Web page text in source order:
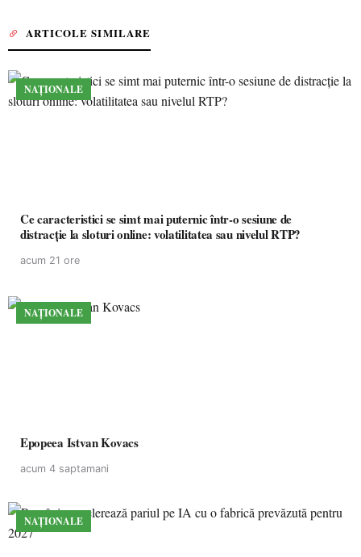
ARTICOLE SIMILARE
NAȚIONALE
Ce caracteristici se simt mai puternic într-o sesiune de
distracție la sloturi online: volatilitatea sau nivelul RTP?
acum 21 ore
NAȚIONALE
Epopeea Istvan Kovacs
acum 4 saptamani
NAȚIONALE